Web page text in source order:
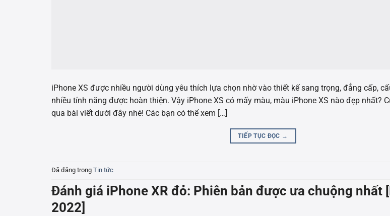
iPhone XS được nhiều người dùng yêu thích lựa chọn nhờ vào thiết kế sang trọng, đẳng cấp,
nhiều tính năng được hoàn thiện. Vậy iPhone XS có mấy màu, màu iPhone XS nào đẹp nhất?
qua bài viết dưới đây nhé! Các bạn có thể xem […]
TIẾP TỤC ĐỌC →
Đã đăng trong Tin tức
Đánh giá iPhone XR đỏ: Phiên bản được ưa chuộng nhất
2022]